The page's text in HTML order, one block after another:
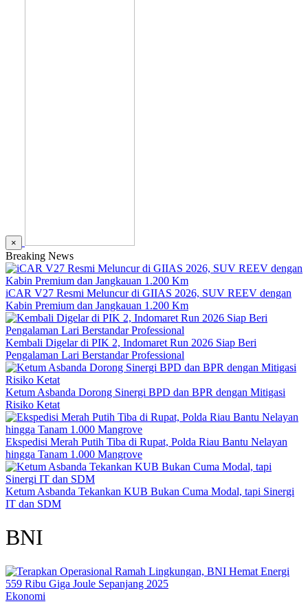
×
Breaking News
iCAR V27 Resmi Meluncur di GIIAS 2026, SUV REEV dengan
Kabin Premium dan Jangkauan 1.200 Km
Kembali Digelar di PIK 2, Indomaret Run 2026 Siap Beri
Pengalaman Lari Berstandar Professional
Ketum Asbanda Dorong Sinergi BPD dan BPR dengan Mitigasi
Risiko Ketat
Ekspedisi Merah Putih Tiba di Rupat, Polda Riau Bantu Nelayan
hingga Tanam 1.000 Mangrove
Ketum Asbanda Tekankan KUB Bukan Cuma Modal, tapi Sinergi
IT dan SDM
BNI
Ekonomi